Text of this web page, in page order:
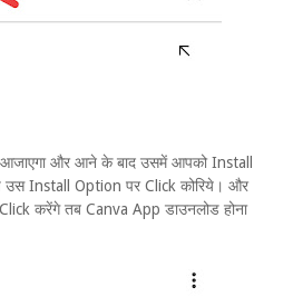
और आने के बाद उसमें आपको Install
उस Install Option पर Click कोरिये। और
करेंगे तब Canva App डाउनलोड होना